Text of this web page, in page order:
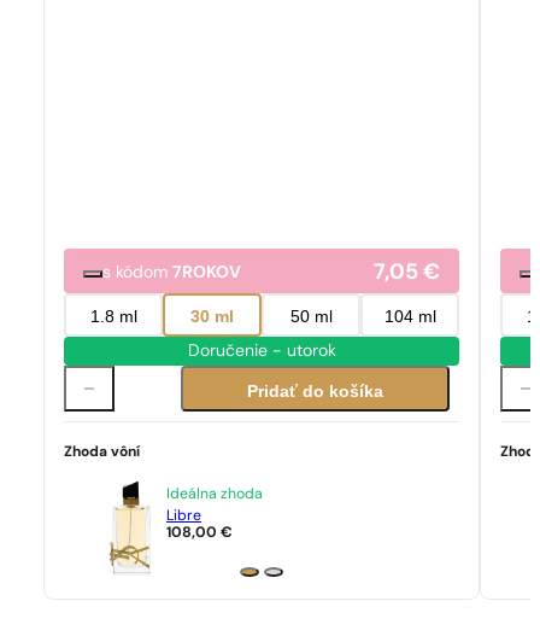
s kódom7ROKOV 7,05€
1.8 ml 30 ml 50 ml 104 ml
Doručenie - utorok
Pridať do košíka
Zhoda vôní
Ideálna zhoda
Libre
108,00€